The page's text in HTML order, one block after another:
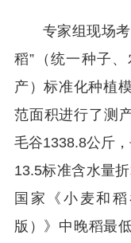
专家组现场
稻”（统一种子
产）标准化种植
范面积进行了测
毛谷1338.8公斤
13.5标准含水量
国家《小麦和
版）》中晚稻最